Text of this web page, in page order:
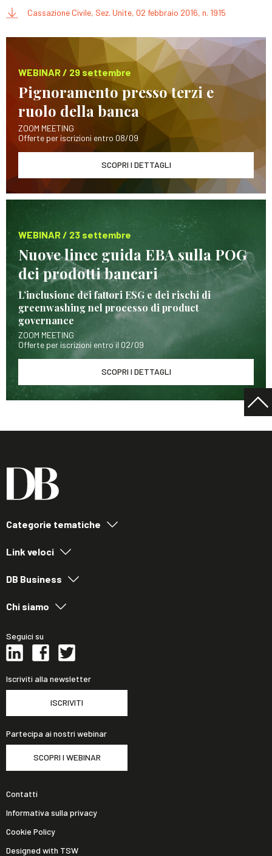
Cassazione Civile, Sez. Unite, 02 febbraio 2016, n. 1915
WEBINAR / 29 settembre
Pignoramento presso terzi e
ruolo della banca
ZOOM MEETING
Offerte per iscrizioni entro 08/09
SCOPRI I DETTAGLI
WEBINAR / 23 settembre
Nuove linee guida EBA sulla POG
dei prodotti bancari
L’inclusione dei fattori ESG e dei rischi di
greenwashing nel processo di product
governance
ZOOM MEETING
Offerte per iscrizioni entro il 02/09
SCOPRI I DETTAGLI
Categorie tematiche
Link veloci
DB Business
Chi siamo
Seguici su
Iscriviti alla newsletter
ISCRIVITI
Partecipa ai nostri webinar
SCOPRI I WEBINAR
Contatti
Informativa sulla privacy
Cookie Policy
Designed with TSW